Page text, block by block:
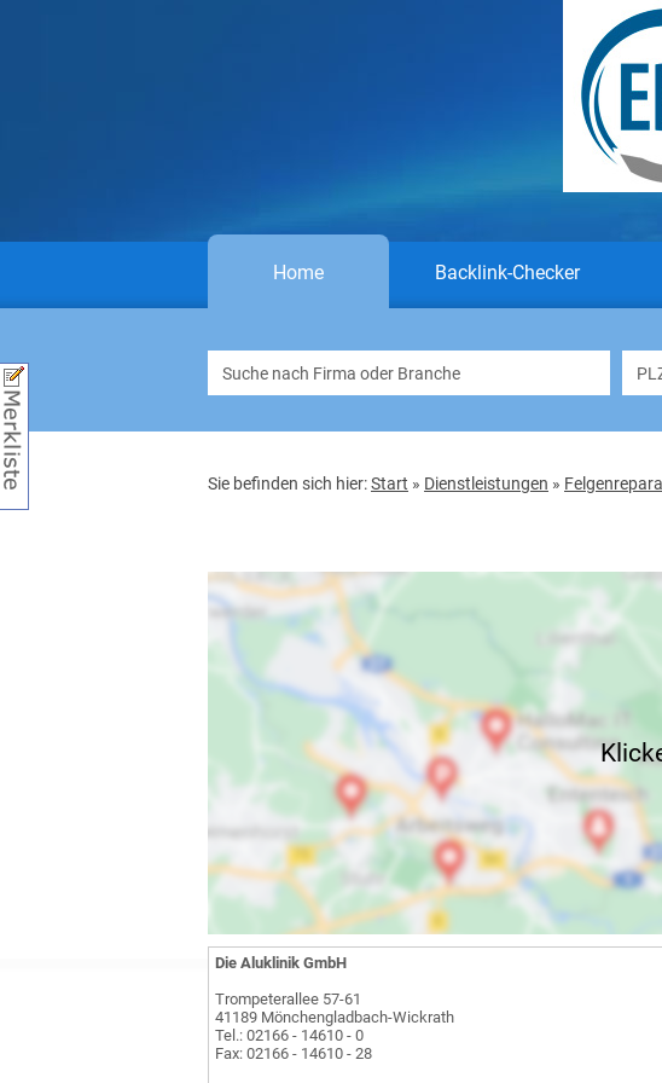
Home Backlink-Checker
Sie befinden sich hier:Start » Dienstleistungen »
Die Aluklinik GmbH
Trompeterallee 57-61
41189 Mönchengladbach-Wickrath
Tel.: 02166 - 14610 - 0
Fax: 02166 - 14610 - 28